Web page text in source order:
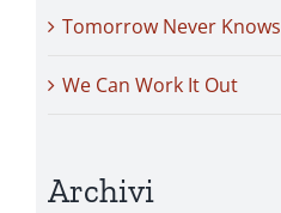
Tomorrow Never Knows
We Can Work It Out
Archivi